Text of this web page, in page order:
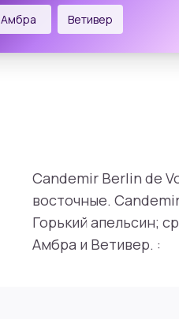
Амбра Ветивер
Candemir Berlin de
восточные.
Горький апельсин;
Амбра и Ветивер. :